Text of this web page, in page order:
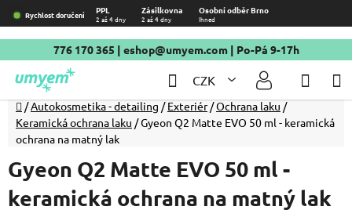
Přejít
na
obsah
Rychlost doručení PPL Zásilkovna Osobní odběr Brno
2 až 4 dny 2 až 4 dny Ihned
776 170 365 | eshop@umyem.com| Po-Pá 9-17h
CZK
Hledat
Domů
/Autokosmetika - detailing / Exteriér /Ochrana laku /
Keramická ochrana laku /Gyeon Q2 Matte EVO 50 ml - keramická
ochrana na matný lak
Gyeon Q2 Matte EVO 50 ml -
keramická ochrana na matný lak